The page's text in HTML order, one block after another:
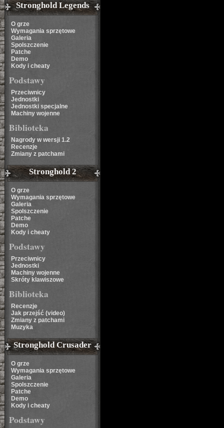
Stronghold Legends
O grze
Wymagania sprzętowe
Galeria
Spolszczenie
Patche
Demo
Kody i cheaty
Podstawy
Przeciwnicy
Jednostki
Jednostki specjalne
Machiny wojenne
Biblioteka
Nagrody w wersji 1.2
Recenzje
Zmiany z patchami
Stronghold 2
O grze
Wymagania sprzętowe
Galeria
Spolszczenie
Patche
Demo
Kody i cheaty
Podstawy
Przeciwnicy
Jednostki
Machiny wojenne
Skróty klawiszowe
Biblioteka
Recenzje
Jak przejść (video)
Zmiany z patchami
Muzyka
Stronghold Crusader
O grze
Wymagania sprzętowe
Galeria
Spolszczenie
Patche
Demo
Kody i cheaty
Podstawy